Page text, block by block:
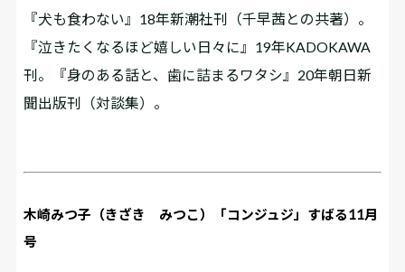
『犬も食わない』18年新潮社刊（千早茜との共著）。
『泣きたくなるほど嬉しい日々に』19年KADOKAWA
刊。『身のある話と、歯に詰まるワタシ』20年朝日新
聞出版刊（対談集）。
木崎みつ子（きざき みつこ）「コンジュジ」すばる11月
号